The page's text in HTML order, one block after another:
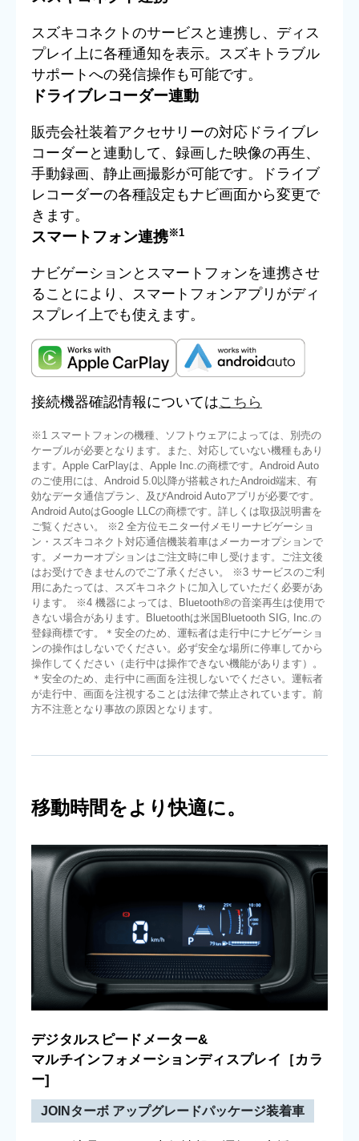
スズキコネクトのサービスと連携し、ディス
プレイ上に各種通知を表示。スズキトラブル
サポートへの発信操作も可能です。
ドライブレコーダー連動
販売会社装着アクセサリーの対応ドライブレ
コーダーと連動して、録画した映像の再生、
手動録画、静止画撮影が可能です。ドライブ
レコーダーの各種設定もナビ画面から変更で
きます。
スマートフォン連携※1
ナビゲーションとスマートフォンを連携させ
ることにより、スマートフォンアプリがディ
スプレイ上でも使えます。
接続機器確認情報についてはこちら
※1 スマートフォンの機種、ソフトウェアによっては、別売の
ケーブルが必要となります。また、対応していない機種もあり
ます。Apple CarPlayは、Apple Inc.の商標です。Android Auto
のご使用には、Android 5.0以降が搭載されたAndroid端末、有
効なデータ通信プラン、及びAndroid Autoアプリが必要です。
Android AutoはGoogle LLCの商標です。詳しくは取扱説明書を
ご覧ください。 ※2 全方位モニター付メモリーナビゲーショ
ン・スズキコネクト対応通信機装着車はメーカーオプションで
す。メーカーオプションはご注文時に申し受けます。ご注文後
はお受けできませんのでご了承ください。 ※3 サービスのご利
用にあたっては、スズキコネクトに加入していただく必要があ
ります。 ※4 機器によっては、Bluetooth®の音楽再生は使用で
きない場合があります。Bluetoothは米国Bluetooth SIG, Inc.の
登録商標です。＊安全のため、運転者は走行中にナビゲーショ
ンの操作はしないでください。必ず安全な場所に停車してから
操作してください（走行中は操作できない機能があります）。
＊安全のため、走行中に画面を注視しないでください。運転者
が走行中、画面を注視することは法律で禁止されています。前
方不注意となり事故の原因となります。
移動時間をより快適に。
デジタルスピードメーター&
マルチインフォメーションディスプレイ［カラ
ー]
JOINターボ アップグレードパッケージ装着車